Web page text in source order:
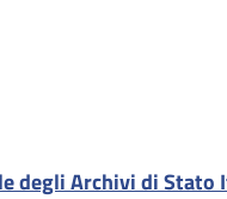
degli Archivi di Stato